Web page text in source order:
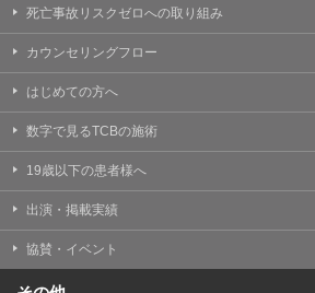
死亡事故リスクゼロへの取り組み
カウンセリングフロー
はじめての方へ
数字で見るTCBの施術
19歳以下の患者様へ
出演・掲載実績
協賛・イベント